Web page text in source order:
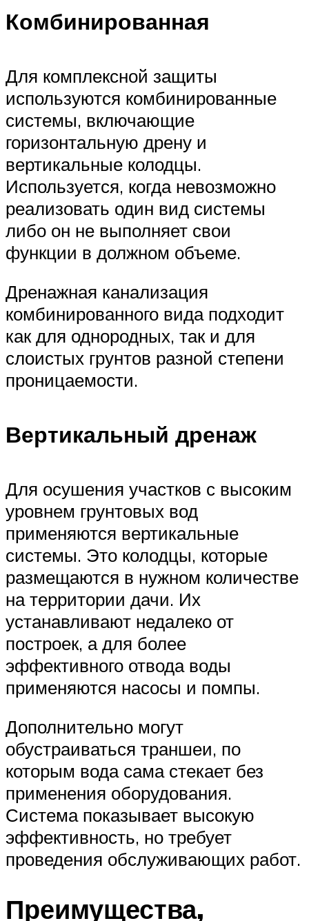
Комбинированная
Для комплексной защиты
используются комбинированные
системы, включающие
горизонтальную дрену и
вертикальные колодцы.
Используется, когда невозможно
реализовать один вид системы
либо он не выполняет свои
функции в должном объеме.
Дренажная канализация
комбинированного вида подходит
как для однородных, так и для
слоистых грунтов разной степени
проницаемости.
Вертикальный дренаж
Для осушения участков с высоким
уровнем грунтовых вод
применяются вертикальные
системы. Это колодцы, которые
размещаются в нужном количестве
на территории дачи. Их
устанавливают недалеко от
построек, а для более
эффективного отвода воды
применяются насосы и помпы.
Дополнительно могут
обустраиваться траншеи, по
которым вода сама стекает без
применения оборудования.
Система показывает высокую
эффективность, но требует
проведения обслуживающих работ.
Преимущества,